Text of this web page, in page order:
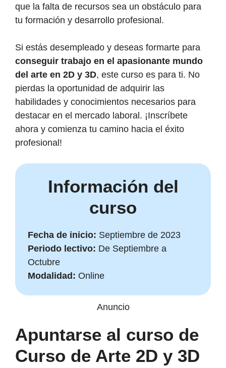
que la falta de recursos sea un obstáculo para
tu formación y desarrollo profesional.
Si estás desempleado y deseas formarte para
conseguir trabajo en el apasionante mundo
del arte en 2D y 3D, este curso es para ti. No
pierdas la oportunidad de adquirir las
habilidades y conocimientos necesarios para
destacar en el mercado laboral. ¡Inscríbete
ahora y comienza tu camino hacia el éxito
profesional!
Información del
curso
Fecha de inicio: Septiembre de 2023
Periodo lectivo: De Septiembre a
Octubre
Modalidad: Online
Anuncio
Apuntarse al curso de
Curso de Arte 2D y 3D